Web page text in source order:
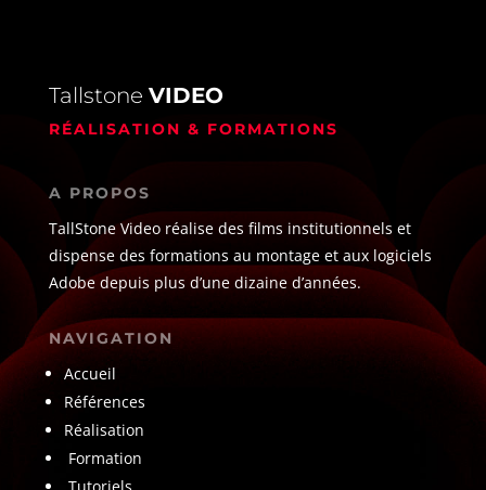
Tallstone VIDEO
RÉALISATION & FORMATIONS
A PROPOS
TallStone Video réalise des films institutionnels et
dispense des formations au montage et aux logiciels
Adobe depuis plus d’une dizaine d’années.
NAVIGATION
Accueil
Références
Réalisation
Formation